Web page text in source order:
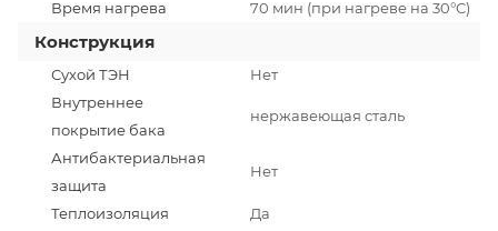
Время нагрева 70 мин (при нагреве на 30°С)
Конструкция
Сухой ТЭН
Нет
Внутреннее
покрытие бака
нержавеющая сталь
Антибактериальная
защита
Нет
Теплоизоляция
Да